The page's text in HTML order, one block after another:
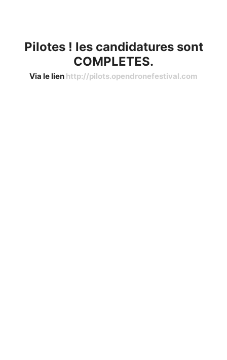
Pilotes ! les candidatures sont
COMPLETES.
Via le lien http://pilots.opendronefestival.com